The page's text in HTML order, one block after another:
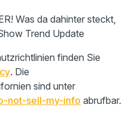
Was da dahinter steckt,
Trend Update
finden Sie
. Die
sind unter
not-sell-my-info abrufbar.